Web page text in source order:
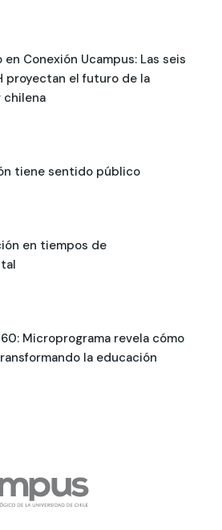
Conexión Ucampus: Las seis
proyectan el futuro de la
chilena
tiene sentido público
en tiempos de
Microprograma revela cómo
la educación